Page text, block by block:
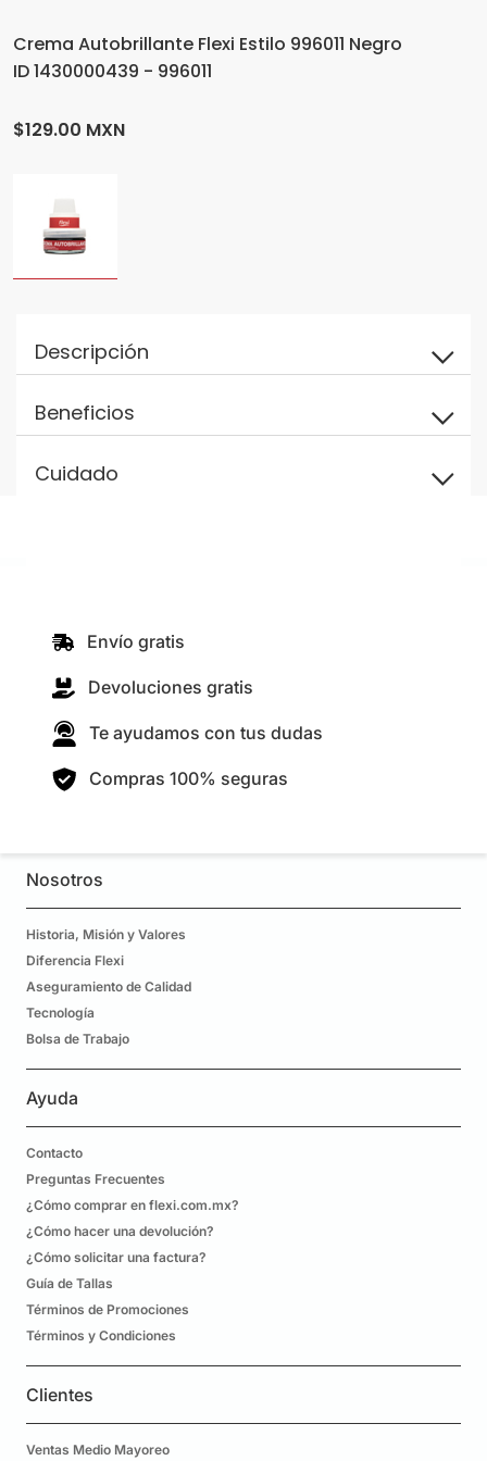
Crema Autobrillante Flexi Estilo 996011 Negro
ID 1430000439 - 996011
$129.00 MXN
Descripción
Beneficios
Cuidado
Envío gratis
Devoluciones gratis
Te ayudamos con tus dudas
Compras 100% seguras
Nosotros
Historia, Misión y Valores
Diferencia Flexi
Aseguramiento de Calidad
Tecnología
Bolsa de Trabajo
Ayuda
Contacto
Preguntas Frecuentes
¿Cómo comprar en flexi.com.mx?
¿Cómo hacer una devolución?
¿Cómo solicitar una factura?
Guía de Tallas
Términos de Promociones
Términos y Condiciones
Clientes
Ventas Medio Mayoreo